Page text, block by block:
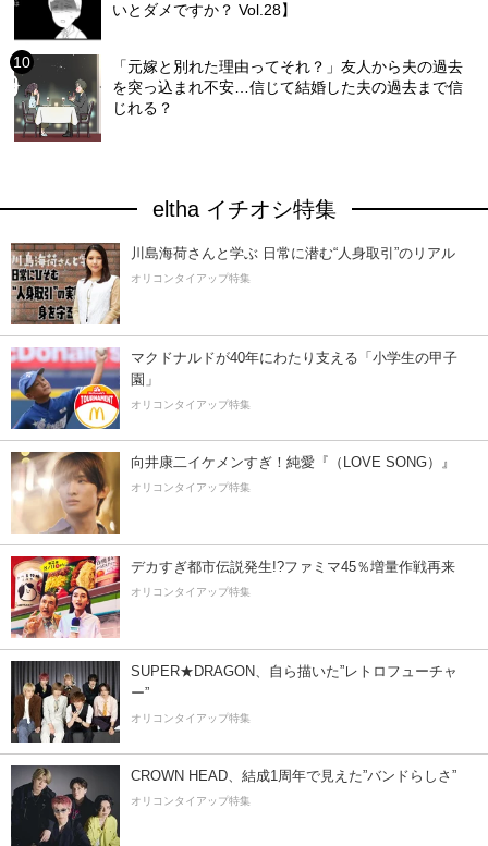
いとダメですか？ Vol.28】
「元嫁と別れた理由ってそれ？」友人から夫の過去
を突っ込まれ不安…信じて結婚した夫の過去まで信
じれる？
eltha イチオシ特集
川島海荷さんと学ぶ 日常に潜む“人身取引”のリアル
オリコンタイアップ特集
マクドナルドが40年にわたり支える「小学生の甲子
園」
オリコンタイアップ特集
向井康二イケメンすぎ！純愛『（LOVE SONG）』
オリコンタイアップ特集
デカすぎ都市伝説発生!?ファミマ45％増量作戦再来
オリコンタイアップ特集
SUPER★DRAGON、自ら描いた”レトロフューチャ
ー”
オリコンタイアップ特集
CROWN HEAD、結成1周年で見えた”バンドらしさ”
オリコンタイアップ特集